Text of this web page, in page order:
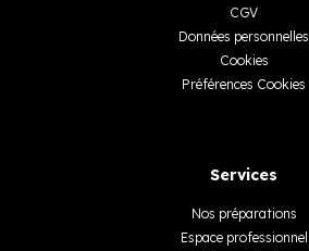
CGV
Données personnelles
Cookies
Préférences Cookies
Services
Nos préparations
Espace professionnel